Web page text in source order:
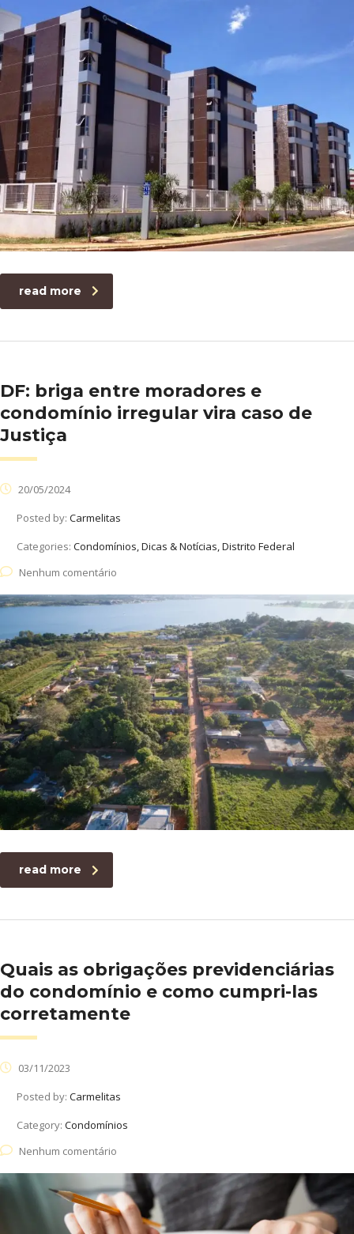
read more
DF: ⁠briga entre moradores e
condomínio irregular vira caso de
Justiça
20/05/2024
Posted by: Carmelitas
Categories: Condomínios, Dicas & Notícias, Distrito Federal
Nenhum comentário
read more
Quais as obrigações previdenciárias
do condomínio e como cumpri-las
corretamente
03/11/2023
Posted by: Carmelitas
Category: Condomínios
Nenhum comentário